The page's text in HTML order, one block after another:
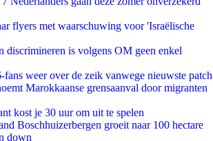
flyers met waarschuwing voor 'Israëlische
discrimineren is volgens OM geen enkel
fans weer over de zeik vanwege nieuwste patch
Marokkaanse grensaanval door migranten
kost je 30 uur om uit te spelen
Boschhuizerbergen groeit naar 100 hectare
down